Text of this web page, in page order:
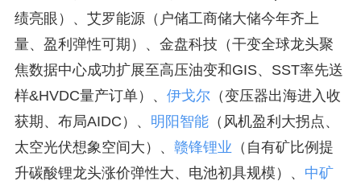
绩亮眼）、艾罗能源（户储工商储大储今年齐上
量、盈利弹性可期）、金盘科技（干变全球龙头聚
焦数据中心成功扩展至高压油变和GIS、SST率先送
样&HVDC量产订单）、 伊戈尔（变压器出海进入收
获期、布局AIDC）、 明阳智能（风机盈利大拐点、
太空光伏想象空间大）、 赣锋锂业 （自有矿比例提
升碳酸锂龙头涨价弹性大、电池初具规模）、 中矿